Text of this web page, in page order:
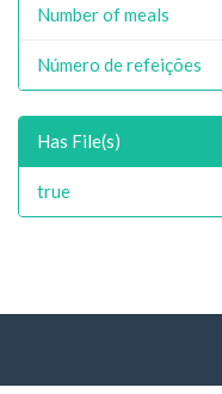
Number of meals
Número de refeições
Has File(s)
true